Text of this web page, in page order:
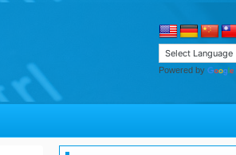
Powered by